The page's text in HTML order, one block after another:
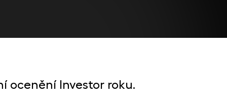
ocenění Investor roku.